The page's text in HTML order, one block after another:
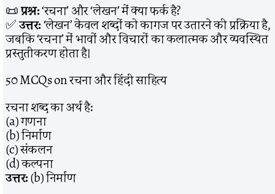
📜प्रश्न:‘रचना’ और ‘लेखन’ में क्या फर्क है?
✅उत्तर:‘लेखन’ केवल शब्दों को कागज पर उतारने की प्रक्रिया है,
जबकि ‘रचना’ में भावों और विचारों का कलात्मक और व्यवस्थित
प्रस्तुतीकरण होता है।
50 MCQs on रचना और हिंदी साहित्य
रचना शब्द का अर्थ है:
(a) गणना
(b) निर्माण
(c) संकलन
(d) कल्पना
उत्तर:(b) निर्माण